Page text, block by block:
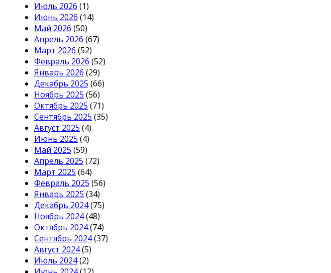
Июль 2026 (1)
Июнь 2026 (14)
Май 2026 (50)
Апрель 2026 (67)
Март 2026 (52)
Февраль 2026 (52)
Январь 2026 (29)
Декабрь 2025 (66)
Ноябрь 2025 (56)
Октябрь 2025 (71)
Сентябрь 2025 (35)
Август 2025 (4)
Июнь 2025 (4)
Май 2025 (59)
Апрель 2025 (72)
Март 2025 (64)
Февраль 2025 (56)
Январь 2025 (34)
Декабрь 2024(75)
Ноябрь 2024(48)
Октябрь 2024(74)
Сентябрь 2024(37)
Август 2024(5)
Июль 2024(2)